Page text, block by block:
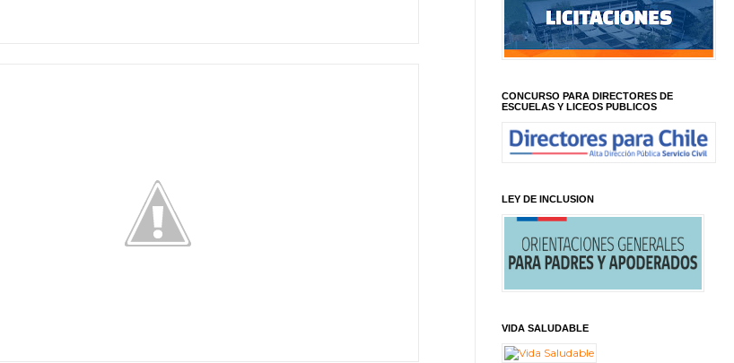
CONCURSO PARA DIRECTORES DE
ESCUELAS Y LICEOS PUBLICOS
LEY DE INCLUSION
VIDA SALUDABLE